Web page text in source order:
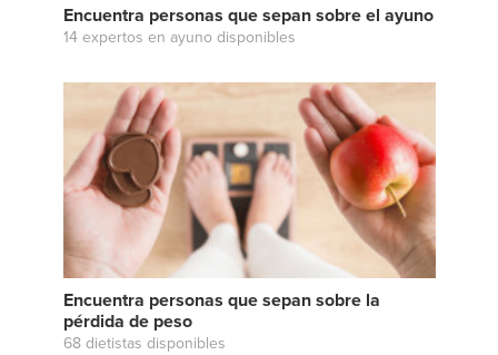
Encuentra personas que sepan sobre el ayuno
14 expertos en ayuno disponibles
Encuentra personas que sepan sobre la
pérdida de peso
68 dietistas disponibles